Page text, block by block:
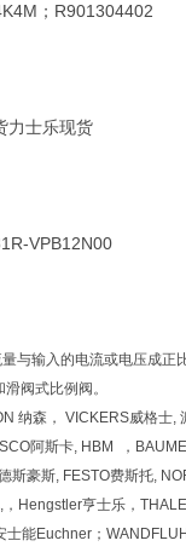
；
力士乐现货
VPB12N00
与输入的电流或电压成正
阀式比例阀。
纳森， VICKERS威格士,
阿斯卡, HBM ，
豪斯, FESTO费斯托,
Hengstler亨士乐，
士能Euchner；